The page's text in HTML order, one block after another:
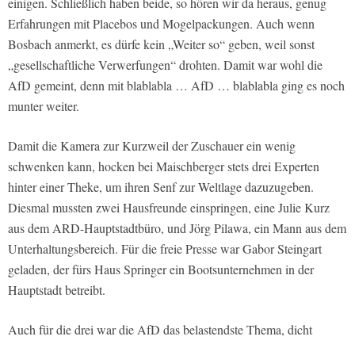
Erfahrungen mit Placebos und Mogelpackungen. Auch wenn
Bosbach anmerkt, es dürfe kein „Weiter so“ geben, weil sonst
„gesellschaftliche Verwerfungen“ drohten. Damit war wohl die
AfD gemeint, denn mit blablabla … AfD … blablabla ging es noch
munter weiter.
Damit die Kamera zur Kurzweil der Zuschauer ein wenig
schwenken kann, hocken bei Maischberger stets drei Experten
hinter einer Theke, um ihren Senf zur Weltlage dazuzugeben.
Diesmal mussten zwei Hausfreunde einspringen, eine Julie Kurz
aus dem ARD-Hauptstadtbüro, und Jörg Pilawa, ein Mann aus dem
Unterhaltungsbereich. Für die freie Presse war Gabor Steingart
geladen, der fürs Haus Springer ein Bootsunternehmen in der
Hauptstadt betreibt.
Auch für die drei war die AfD das belastendste Thema, dicht